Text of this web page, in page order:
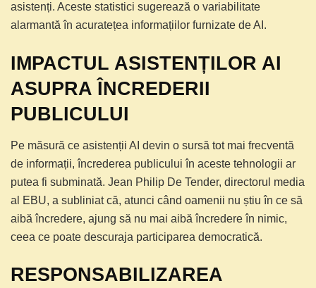
asistenți. Aceste statistici sugerează o variabilitate
alarmantă în acuratețea informațiilor furnizate de AI.
IMPACTUL ASISTENȚILOR AI
ASUPRA ÎNCREDERII
PUBLICULUI
Pe măsură ce asistenții AI devin o sursă tot mai frecventă
de informații, încrederea publicului în aceste tehnologii ar
putea fi subminată. Jean Philip De Tender, directorul media
al EBU, a subliniat că, atunci când oamenii nu știu în ce să
aibă încredere, ajung să nu mai aibă încredere în nimic,
ceea ce poate descuraja participarea democratică.
RESPONSABILIZAREA